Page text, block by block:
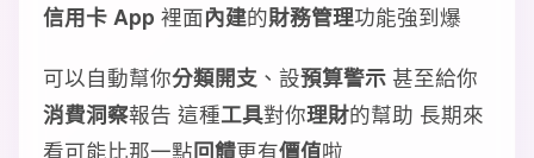
信用卡 App 裡面內建的財務管理功能強到爆
可以自動幫你分類開支 、設預算警示 甚至給你
消費洞察報告 這種工具對你理財的幫助 長期來
看可能比那一點回饋更有價值啦